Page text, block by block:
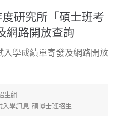
度研究所「碩士班考
網路開放查詢
學成績單寄發及網路開放
生組
入學訊息,碩博士班招生